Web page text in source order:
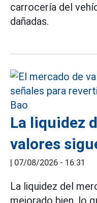
carrocería del
dañadas.
La liquidez
valores
| 07/08/2026 - 16:31
La liquidez del
mejorado bien, lo